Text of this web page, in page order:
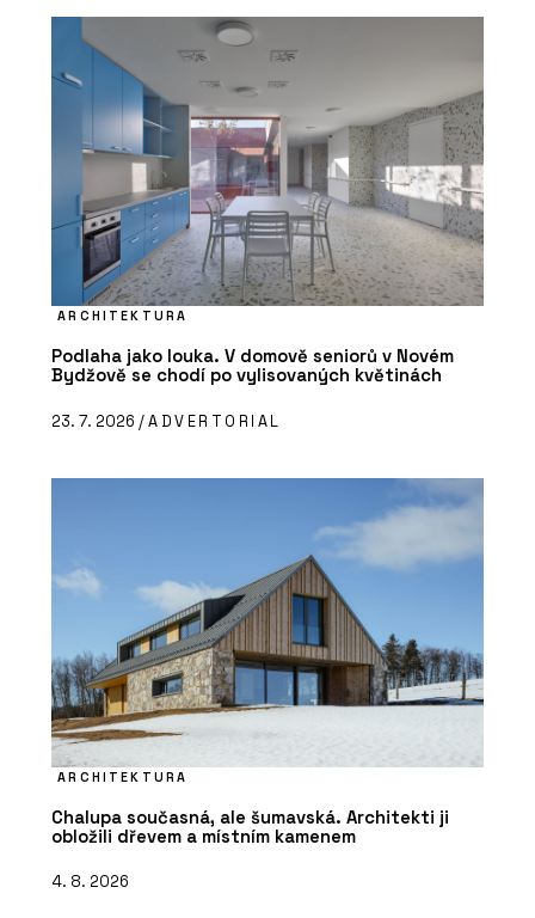
ARCHITEKTURA
Podlaha jako louka. V domově seniorů v Novém
Bydžově se chodí po vylisovaných květinách
23. 7. 2026 /ADVERTORIAL
ARCHITEKTURA
Chalupa současná, ale šumavská. Architekti ji
obložili dřevem a místním kamenem
4. 8. 2026